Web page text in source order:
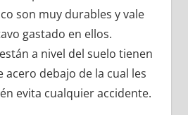
son muy durables y vale
gastado en ellos.
a nivel del suelo tienen
debajo de la cual les
evita cualquier accidente.